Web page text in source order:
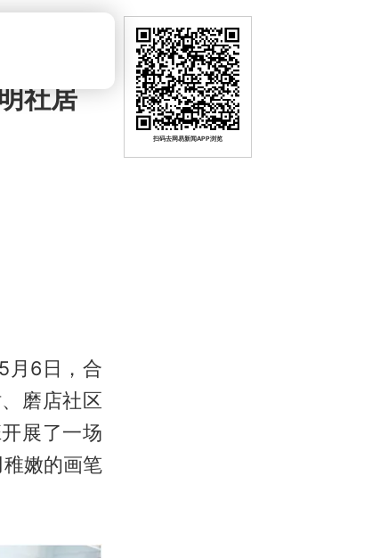
社居
月6日，合
磨店社区
展了一场
嫩的画笔
扫码去网易新闻APP浏览